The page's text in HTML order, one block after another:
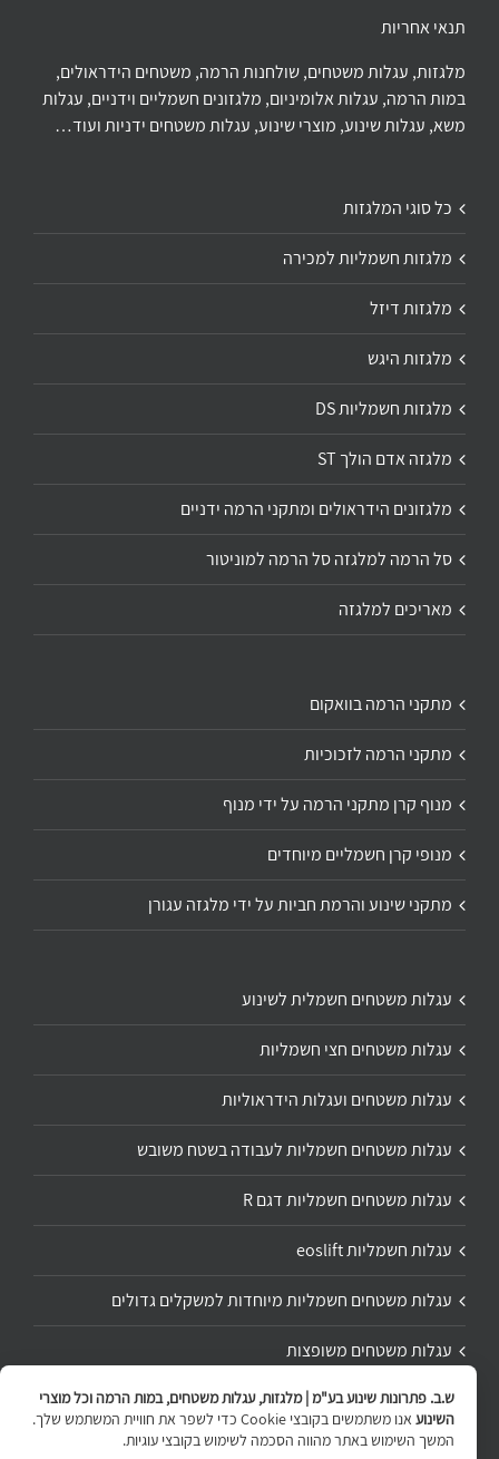
תנאי אחריות
מלגזות, עגלות משטחים, שולחנות הרמה, משטחים הידראולים,
במות הרמה, עגלות אלומיניום, מלגזונים חשמליים וידניים, עגלות
משא, עגלות שינוע, מוצרי שינוע, עגלות משטחים ידניות ועוד…
כל סוגי המלגזות
מלגזות חשמליות למכירה
מלגזות דיזל
מלגזות היגש
מלגזות חשמליות DS
מלגזה אדם הולך ST
מלגזונים הידראולים ומתקני הרמה ידניים
סל הרמה למלגזה סל הרמה למוניטור
מאריכים למלגזה
מתקני הרמה בוואקום
מתקני הרמה לזכוכיות
מנוף קרן מתקני הרמה על ידי מנוף
מנופי קרן חשמליים מיוחדים
מתקני שינוע והרמת חביות על ידי מלגזה עגורן
עגלות משטחים חשמלית לשינוע
עגלות משטחים חצי חשמליות
עגלות משטחים ועגלות הידראוליות
עגלות משטחים חשמליות לעבודה בשטח משובש
עגלות משטחים חשמליות דגם R
עגלות חשמליות eoslift
עגלות משטחים חשמליות מיוחדות למשקלים גדולים
עגלות משטחים משופצות
תיקון ושיפוץ עגלת משטחים
ש.ב. פתרונות שינוע בע"מ | מלגזות, עגלות משטחים, במות הרמה וכל מוצרי
השינוע
אנו משתמשים בקובצי Cookie כדי לשפר את חוויית המשתמש שלך.
המשך השימוש באתר מהווה הסכמה לשימוש בקובצי עוגיות.